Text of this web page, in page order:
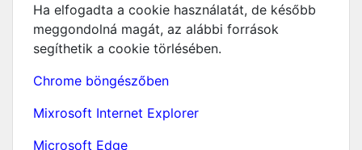
Ha elfogadta a cookie használatát, de később
meggondolná magát, az alábbi források
segíthetik a cookie törlésében.
Chrome böngészőben
Mixrosoft Internet Explorer
Microsoft Edge